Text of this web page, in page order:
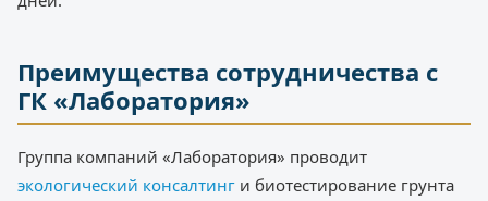
Преимущества сотрудничества с
ГК «Лаборатория»
Группа компаний «Лаборатория» проводит
экологический консалтинг и биотестирование грунта